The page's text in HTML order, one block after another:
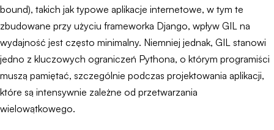
bound), takich jak typowe aplikacje internetowe, w tym te
zbudowane przy użyciu frameworka Django, wpływ GIL na
wydajność jest często minimalny. Niemniej jednak, GIL stanowi
jedno z kluczowych ograniczeń Pythona, o którym programiści
muszą pamiętać, szczególnie podczas projektowania aplikacji,
które są intensywnie zależne od przetwarzania
wielowątkowego.